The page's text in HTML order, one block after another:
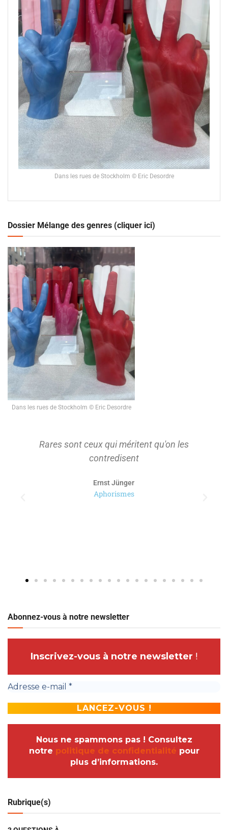
Dans les rues de Stockholm © Eric Desordre
Dossier Mélange des genres (cliquer ici)
Dans les rues de Stockholm © Eric Desordre
Rares sont ceux qui méritent qu'on les
contredisent
Ernst Jünger
Aphorismes
Abonnez-vous à notre newsletter
Inscrivez-vous à notre newsletter !
Nous ne spammons pas ! Consultez
notre politique de confidentialité pour
plus d’informations.
Rubrique(s)